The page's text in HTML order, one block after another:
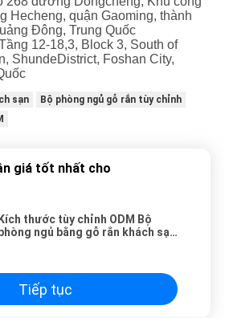
Hecheng, quận Gaoming, thành
Đông, Trung Quốc
12-18,3, Block 3, South of
ShundeDistrict, Foshan City,
sạn
Bộ phòng ngủ gỗ rắn tùy chỉnh
giá tốt nhất cho
Kích thước tùy chỉnh ODM Bộ
ngủ bằng gỗ rắn khách sạn
Tiếp tục